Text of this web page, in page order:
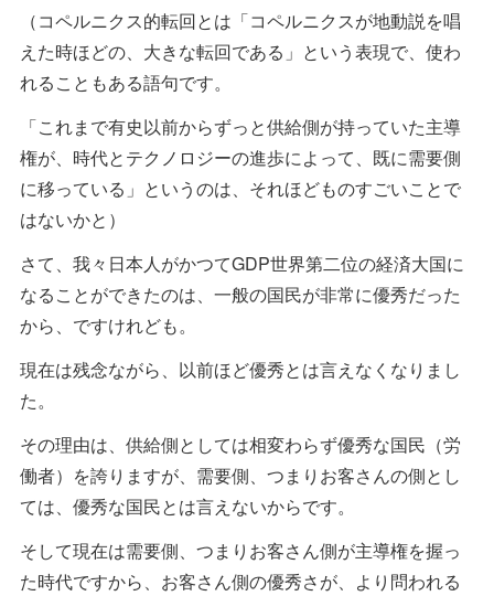
（コペルニクス的転回とは「コペルニクスが地動説を唱
えた時ほどの、大きな転回である」という表現で、使わ
れることもある語句です。
「これまで有史以前からずっと供給側が持っていた主導
権が、時代とテクノロジーの進歩によって、既に需要側
に移っている」というのは、それほどものすごいことで
はないかと）
さて、我々日本人がかつてGDP世界第二位の経済大国に
なることができたのは、一般の国民が非常に優秀だった
から、ですけれども。
現在は残念ながら、以前ほど優秀とは言えなくなりまし
た。
その理由は、供給側としては相変わらず優秀な国民（労
働者）を誇りますが、需要側、つまりお客さんの側とし
ては、優秀な国民とは言えないからです。
そして現在は需要側、つまりお客さん側が主導権を握っ
た時代ですから、お客さん側の優秀さが、より問われる